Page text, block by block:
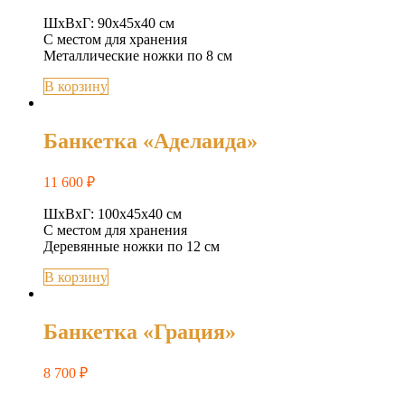
ШхВхГ: 90х45х40 см
С местом для хранения
Металлические ножки по 8 см
В корзину
Банкетка «Аделаида»
11 600 ₽
ШхВхГ: 100х45х40 см
С местом для хранения
Деревянные ножки по 12 см
В корзину
Банкетка «Грация»
8 700 ₽